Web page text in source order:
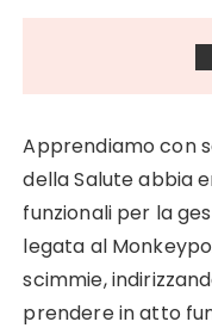
Apprendiamo con
della Salute abbia
funzionali per la
legata al
scimmie,
prendere in atto